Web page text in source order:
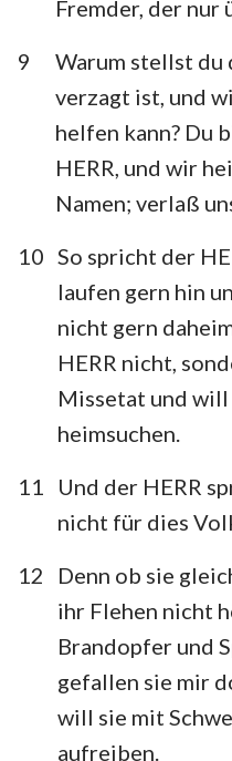
Fremder, der
9
Warum stellst du
verzagt ist, und
helfen kann? Du
HERR, und wir
Namen; verlaß
10 So spricht der
laufen gern hin
nicht gern
HERR nicht,
Missetat und will
heimsuchen.
11
Und der HERR
nicht für dies
12
Denn ob sie
ihr Flehen nicht
Brandopfer und
gefallen sie mir
will sie mit
aufreiben.